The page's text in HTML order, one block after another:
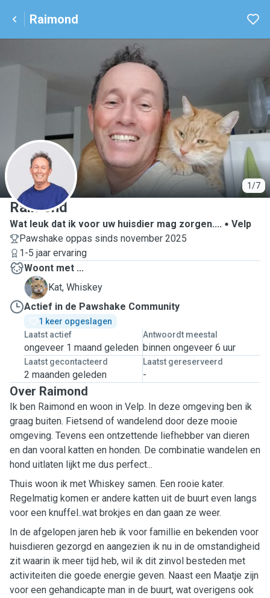
Raimond
1/7
R
Raimond
Wat leuk dat ik voor uw huisdier mag zorgen....
Velp
Pawshake oppas sinds november 2025
1-5 jaar ervaring
Woont met ...
W
Kat, Whiskey
Actief in de Pawshake Community
1 keer opgeslagen
Laatst actief
ongeveer 1 maand geleden
Antwoordt meestal
binnen ongeveer 6 uur
Laatst gecontacteerd
2 maanden geleden
Laatst gereserveerd
-
Over Raimond
Ik ben Raimond en woon in Velp. In deze omgeving ben ik
graag buiten. Fietsend of wandelend door deze mooie
omgeving. Tevens een ontzettende liefhebber van dieren
en dan vooral katten en honden. De combinatie wandelen en
hond uitlaten lijkt me dus perfect...
Thuis woon ik met Whiskey samen. Een rooie kater.
Regelmatig komen er andere katten uit de buurt even langs
voor een knuffel..wat brokjes en dan gaan ze weer.
In de afgelopen jaren heb ik voor famillie en bekenden voor
huisdieren gezorgd en aangezien ik nu in de omstandigheid
zit waarin ik meer tijd heb, wil ik dit zinvol besteden met
activiteiten die goede energie geven. Naast een Maatje zijn
voor een gehandicapte man in de buurt, wat overigens ook